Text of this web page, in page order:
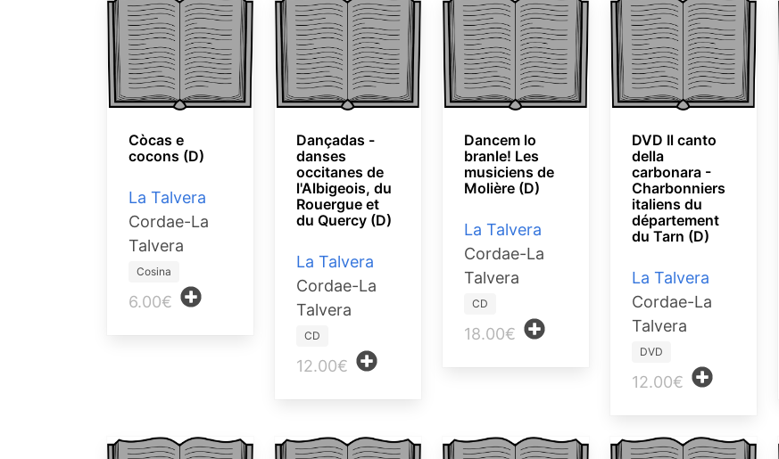
Còcas e
cocons (D)
La Talvera
Cordae-La
Talvera
Cosina
6.00€
Dançadas -
danses
occitanes de
l'Albigeois, du
Rouergue et
du Quercy (D)
La Talvera
Cordae-La
Talvera
CD
12.00€
Dancem lo
branle! Les
musiciens de
Molière (D)
La Talvera
Cordae-La
Talvera
CD
18.00€
DVD Il canto
della
carbonara -
Charbonniers
italiens du
département
du Tarn (D)
La Talvera
Cordae-La
Talvera
DVD
12.00€